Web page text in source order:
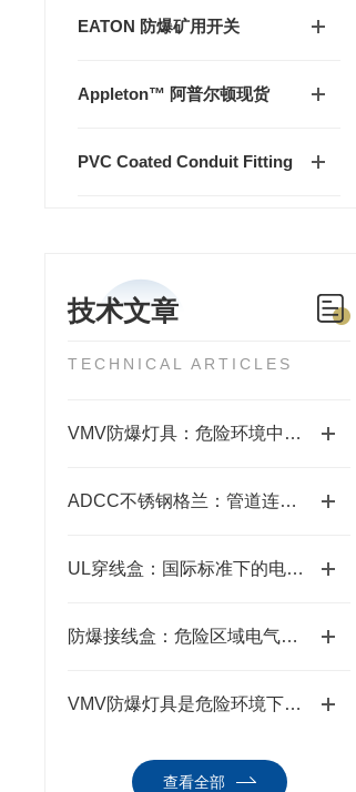
EATON 防爆矿用开关
Appleton™ 阿普尔顿现货
PVC Coated Conduit Fitting
技术文章
TECHNICAL ARTICLES
VMV防爆灯具：危险环境中的安全照明使者
ADCC不锈钢格兰：管道连接的坚固守护者
UL穿线盒：国际标准下的电气管路连接与保护节点
防爆接线盒：危险区域电气连接的安全屏障
VMV防爆灯具是危险环境下的光明守护者
查看全部